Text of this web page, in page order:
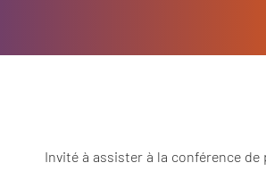
Invité à assister à la conférence de